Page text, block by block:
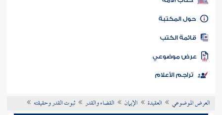
كتاب الأمة
المكتبة
الكتب
موضوعي
تراجم الأعلام
العرض الموضوعي العقيدة الإيمان القضاء والقدر ثبوت القدر وحقيقته